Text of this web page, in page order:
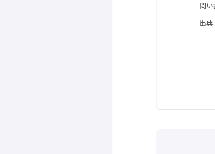
問い
出典